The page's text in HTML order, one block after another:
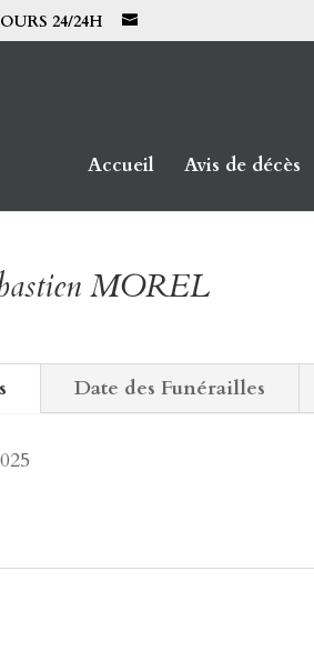
24/24H
Accueil Avis de décès
MOREL
Date des Funérailles